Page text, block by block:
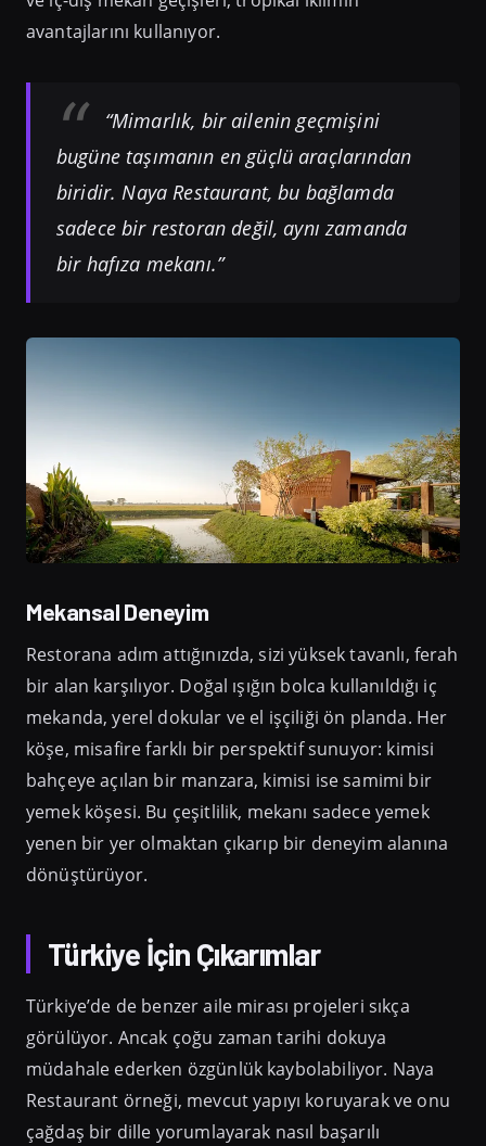
avantajlarını kullanıyor.
“Mimarlık, bir ailenin geçmişini
bugüne taşımanın en güçlü araçlarından
biridir. Naya Restaurant, bu bağlamda
sadece bir restoran değil, aynı zamanda
bir hafıza mekanı.”
Mekansal Deneyim
Restorana adım attığınızda, sizi yüksek tavanlı, ferah
bir alan karşılıyor. Doğal ışığın bolca kullanıldığı iç
mekanda, yerel dokular ve el işçiliği ön planda. Her
köşe, misafire farklı bir perspektif sunuyor: kimisi
bahçeye açılan bir manzara, kimisi ise samimi bir
yemek köşesi. Bu çeşitlilik, mekanı sadece yemek
yenen bir yer olmaktan çıkarıp bir deneyim alanına
dönüştürüyor.
Türkiye İçin Çıkarımlar
Türkiye’de de benzer aile mirası projeleri sıkça
görülüyor. Ancak çoğu zaman tarihi dokuya
müdahale ederken özgünlük kaybolabiliyor. Naya
Restaurant örneği, mevcut yapıyı koruyarak ve onu
çağdaş bir dille yorumlayarak nasıl başarılı